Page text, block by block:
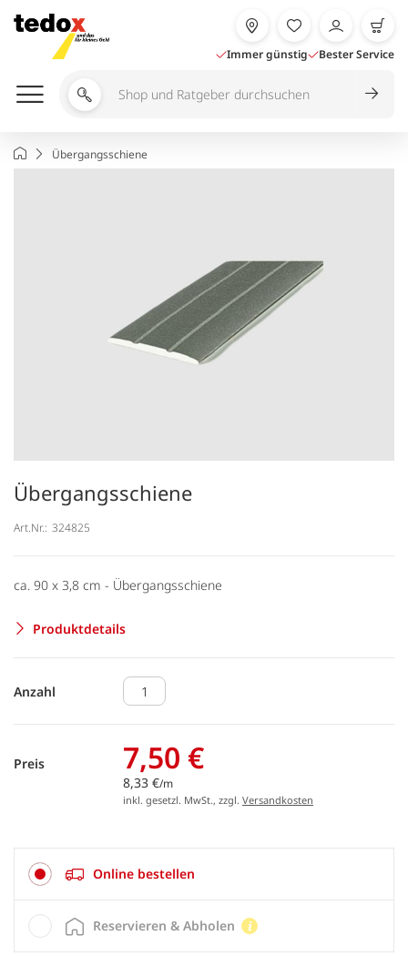
Inhalt
springen
Immer günstig Bester Service
Shop
durchsuchen
StartseiteÜbergangsschiene
Übergangsschiene
Art.Nr.: 324825
ca. 90 x 3,8 cm - Übergangsschiene
Produktdetails
Anzahl
Preis 7,50 €
8,33 €/m
inkl. gesetzl. MwSt., zzgl. Versandkosten
Online bestellen
Reservieren & Abholen